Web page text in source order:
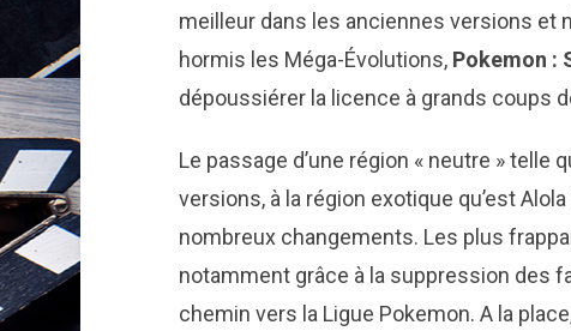
meilleur dans les anciennes versions et
hormis les Méga-Évolutions, Pokemon :
dépoussiérer la licence à grands coups
Le passage d’une région « neutre » telle
versions, à la région exotique qu’est
nombreux changements. Les plus
notamment grâce à la suppression des
chemin vers la Ligue Pokemon. A la